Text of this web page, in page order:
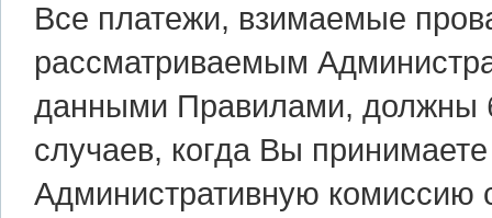
Все платежи, взимаемые
рассматриваемым
данными Правилами, должны
случаев, когда Вы
Административную комиссию